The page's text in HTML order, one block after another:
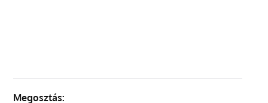
Megosztás: